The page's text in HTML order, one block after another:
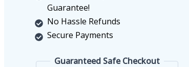
Guarantee!
No Hassle Refunds
Secure Payments
Guaranteed Safe Checkout